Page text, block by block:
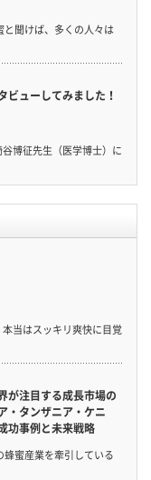
と聞けば、多くの人々は
ビューしてみました！
博征先生（医学博士）に
当はスッキリ爽快に目覚
が注目する成長市場の
・タンザニア・ケニ
功事例と未来戦略
蜜産業を牽引している